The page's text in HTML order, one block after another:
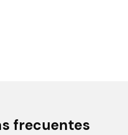
frecuentes